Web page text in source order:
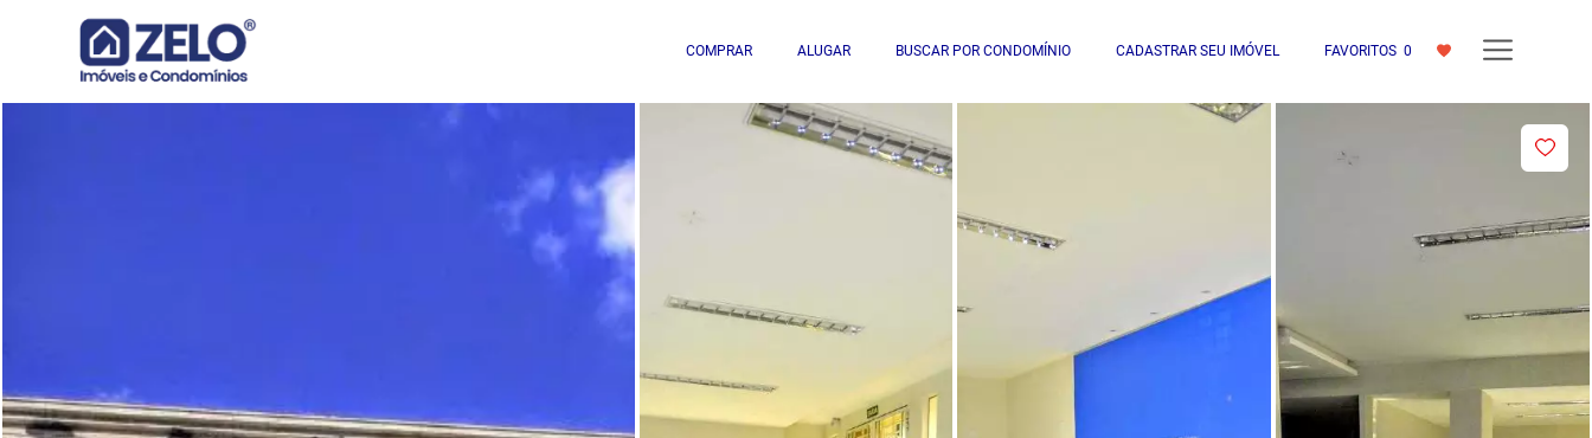
COMPRAR ALUGAR BUSCAR POR CONDOMÍNIO CADASTRAR SEU IMÓVEL FAVORITOS 0